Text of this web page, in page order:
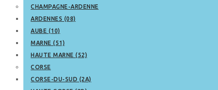
CHAMPAGNE-ARDENNE
ARDENNES (08)
AUBE (10)
MARNE (51)
HAUTE MARNE (52)
CORSE
CORSE-DU-SUD (2A)